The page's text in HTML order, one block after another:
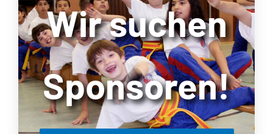
Wir suchen
Sponsoren!